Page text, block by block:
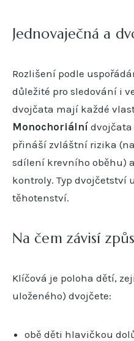
Jednovaječná a
Rozlišení podle
důležité pro sledování i
dvojčata mají každé
Monochoriální
přináší zvláštní rizika
sdílení krevního oběhu)
kontroly. Typ dvojčetství
těhotenství.
Na čem závisí
Klíčová je poloha dětí,
uloženého) dvojčete:
obě děti hlavičkou